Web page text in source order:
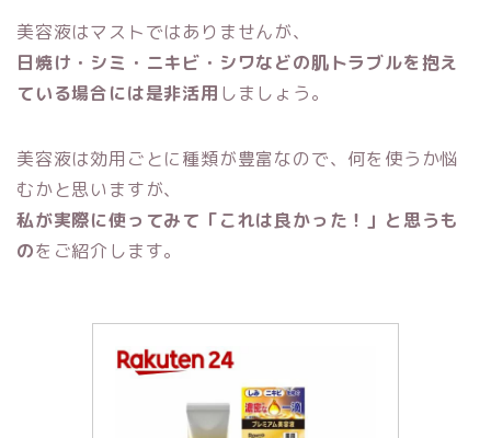
美容液はマストではありませんが、
日焼け・シミ・ニキビ・シワなどの肌トラブルを抱え
ている場合には是非活用 しましょう。
美容液は効用ごとに種類が豊富なので、何を使うか悩
むかと思いますが、
私が実際に使ってみて「これは良かった！」と思うも
のをご紹介します。